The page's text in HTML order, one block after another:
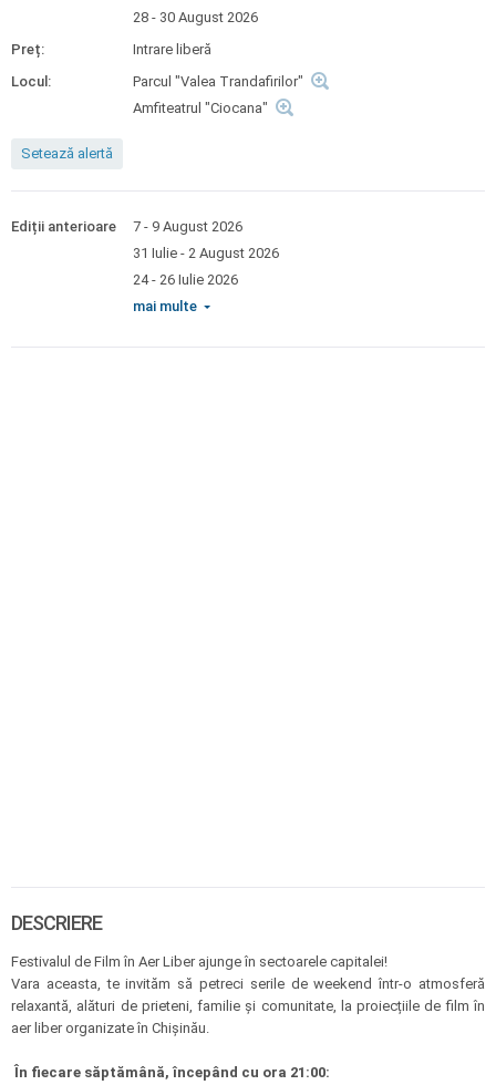
28 - 30 August 2026
Preț:
Intrare liberă
Locul:
Parcul "Valea Trandafirilor"
Amfiteatrul "Ciocana"
Setează alertă
Ediții anterioare
7 - 9 August 2026
31 Iulie - 2 August 2026
24 - 26 Iulie 2026
mai multe
DESCRIERE
Festivalul de Film în Aer Liber ajunge în sectoarele capitalei!
Vara aceasta, te invităm să petreci serile de weekend într-o atmosferă
relaxantă, alături de prieteni, familie și comunitate, la proiecțiile de film în
aer liber organizate în Chișinău.
În fiecare săptămână, începând cu ora 21:00: